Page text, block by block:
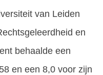
van Leiden
en
behaalde een
en een 8,0 voor zijn